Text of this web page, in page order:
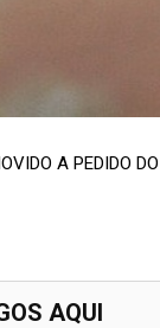
A PEDIDO
AQUI